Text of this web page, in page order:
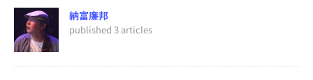
納富廉邦
published 3 articles